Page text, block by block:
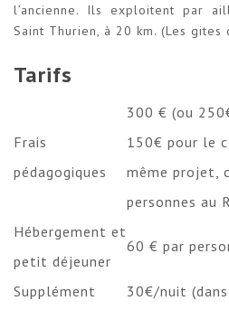
l’ancienne. Ils exploitent par
Saint Thurien, à 20 km. (Les gites
Tarifs
Frais
pédagogiques
300 € (ou
150€ pour le
même projet,
personnes au
Hébergement et
petit déjeuner
60 € par
Supplément
30€/nuit